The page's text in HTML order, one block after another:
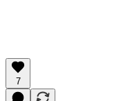
7